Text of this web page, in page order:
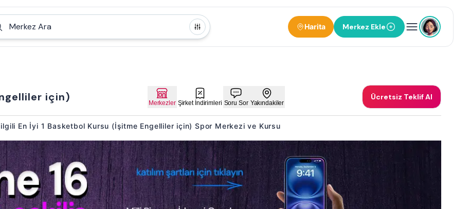
Merkez Ara Harita Merkez Ekle
için) Merkezler Şirket İndirimleri Soru Sor Yakındakiler
Ücretsiz Teklif Al
En İyi 1 Basketbol Kursu (İşitme Engelliler için) Spor Merkezi ve Kursu